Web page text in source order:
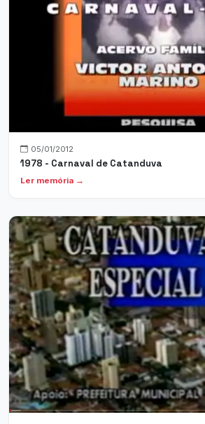
05/01/2012
1978 - Carnaval de Catanduva
Ler memória →